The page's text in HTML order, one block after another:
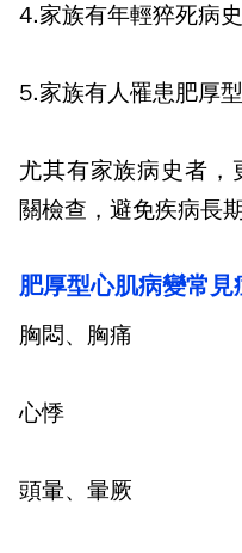
4.家族有年輕猝死病史
5.家族有人罹患肥厚
尤其有家族病史者，
關檢查，避免疾病長
肥厚型心肌病變常見
胸悶、胸痛
心悸
頭暈、暈厥